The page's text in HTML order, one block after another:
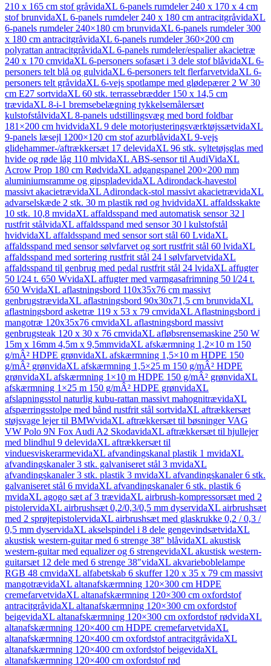
210 x 165 cm stof gråvidaXL 6-panels rumdeler 240 x 170 x 4 cm
stof brunvidaXL 6-panels rumdeler 240 x 180 cm antracitgråvidaXL
6-panels rumdeler 240×180 cm brunvidaXL 6-panels rumdeler 300
x 180 cm antracitgråvidaXL 6-panels rumdeler 360×200 cm
polyrattan antracitgråvidaXL 6-panels rumdeler/espalier akacietræ
240 x 170 cmvidaXL 6-personers sofasæt i 3 dele stof blåvidaXL 6-
personers telt blå og gulvidaXL 6-personers telt flerfarvetvidaXL 6-
personers telt gråvidaXL 6-vejs spotlampe med glødepærer 2 W 30
cm E27 sortvidaXL 60 stk. terrassebrædder 150 x 14,5 cm
trævidaXL 8-i-1 bremsebelægning tykkelsemålersæt
kulstofstålvidaXL 8-panels udstillingsvæg med bord foldbar
181×200 cm hvidvidaXL 9 dele motorjusteringsværktøjssætvidaXL
9-panels læsejl 1200×120 cm stof azurblåvidaXL 9-vejs
glidehammer-/aftrækkersæt 17 delevidaXL 96 stk. syltetøjsglas med
hvide og røde låg 110 mlvidaXL ABS-sensor til AudiVidaXL
Acrow Prop 180 cm RødvidaXL adgangspanel 200×200 mm
aluminiumsramme og gipspladevidaXL Adirondack-havestol
massivt akacietrævidaXL Adirondack-stol massivt akacietrævidaXL
advarselskæde 2 stk. 30 m plastik rød og hvidvidaXL affaldsskakte
10 stk. 10,8 mvidaXL affaldsspand med automatisk sensor 32 l
rustfrit stålvidaXL affaldsspand med sensor 30 l kulstofstål
hvidvidaXL affaldsspand med sensor sort stål 60 LvidaXL
affaldsspand med sensor sølvfarvet og sort rustfrit stål 60 lvidaXL
affaldsspand med sortering rustfrit stål 24 l sølvfarvetvidaXL
affaldsspand til genbrug med pedal rustfrit stål 24 lvidaXL affugter
50 l/24 t. 650 WvidaXL affugter med varmgasafrimning 50 l/24 t.
650 WvidaXL aflastningsbord 110x35x76 cm massivt
genbrugstrævidaXL aflastningsbord 90x30x71,5 cm brunvidaXL
aflastningsbord asketræ 119 x 53 x 79 cmvidaXL Aflastningsbord i
mangotræ 120x35x76 cmvidaXL aflastningsbord massivt
genbrugsteak 120 x 30 x 76 cmvidaXL afløbsrensemaskine 250 W
15m x 16mm 4,5m x 9,5mmvidaXL afskærmning 1,2×10 m 150
g/mÂ² HDPE grønvidaXL afskærmning 1,5×10 m HDPE 150
g/mÂ² grønvidaXL afskærmning 1,5×25 m 150 g/mÂ² HDPE
grønvidaXL afskærmning 1×10 m HDPE 150 g/mÂ² grønvidaXL
afskærmning 1×25 m 150 g/mÂ² HDPE grønvidaXL
afslapningsstol naturlig kubu-rattan massivt mahognitrævidaXL
afspærringsstolpe med bånd rustfrit stål sortvidaXL aftrækkersæt
støjsvage lejer til BMWvidaXL aftrækkersæt til bøsninger VAG
VW Polo 9N Fox Audi A2 SkodavidaXL aftrækkersæt til hjullejer
med blindhul 9 delevidaXL aftrækkersæt til
vinduesviskerarmevidaXL afvandingskanal plastik 1 mvidaXL
afvandingskanaler 3 stk. galvaniseret stål 3 mvidaXL
afvandingskanaler 3 stk. plastik 3 mvidaXL afvandingskanaler 6 stk.
galvaniseret stål 6 mvidaXL afvandingskanaler 6 stk. plastik 6
mvidaXL agogo sæt af 3 trævidaXL airbrush-kompressorsæt med 2
pistolervidaXL airbrushsæt 0,2/0,3/0,5 mm dyservidaXL airbrushsæt
med 2 sprøjtepistolervidaXL airbrushsæt med glaskrukke 0,2 / 0,3 /
0,5 mm dyservidaXL akselspindel i 8 dele gengevindsætvidaXL
akustisk western-guitar med 6 strenge 38″ blåvidaXL akustisk
western-guitar med equalizer og 6 strengevidaXL akustisk western-
guitarsæt 12 dele med 6 strenge 38″vidaXL akvarieboblelampe
RGB 48 cmvidaXL alfabetskab 6 skuffer 120 x 35 x 79 cm massivt
mangotrævidaXL altanafskærmning 120×300 cm HDPE
cremefarvetvidaXL altanafskærmning 120×300 cm oxfordstof
antracitgråvidaXL altanafskærmning 120×300 cm oxfordstof
beigevidaXL altanafskærmning 120×300 cm oxfordstof rødvidaXL
altanafskærmning 120×400 cm HDPE cremefarvetvidaXL
altanafskærmning 120×400 cm oxfordstof antracitgråvidaXL
altanafskærmning 120×400 cm oxfordstof beigevidaXL
altanafskærmning 120×400 cm oxfordstof rød